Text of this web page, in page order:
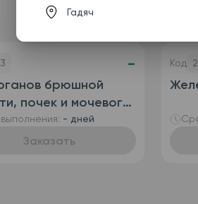
-
брюшной
почек и мочевого
- дней
Заказать
Код
Гадяч